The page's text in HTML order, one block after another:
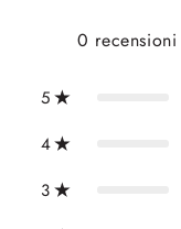
0 recensioni
5
4
3